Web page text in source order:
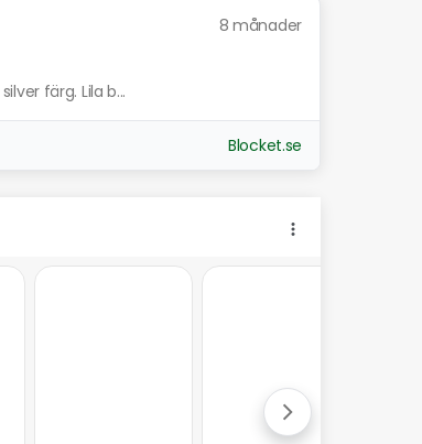
8 månader
färg. Lila b...
Blocket.se